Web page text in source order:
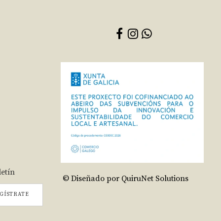
© Diseñado por QuiruNet Solutions